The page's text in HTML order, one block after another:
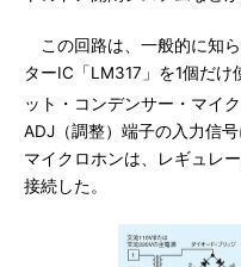
この回路は、一般的に知
ターIC「LM317」を1個だ
ット・コンデンサー・マイ
ADJ（調整）端子の入力信
マイクロホンは、レギュレ
接続した。